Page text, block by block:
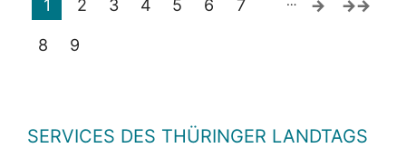
1 2 3 4 5 6 7
8 9
SERVICES DES THÜRINGER LANDTAGS